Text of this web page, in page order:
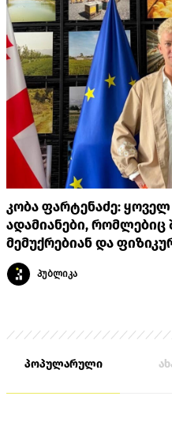
კობა ფარტენაძე:
ადამიანები, რომლებიც
მემუქრებიან და
პუბლიკა
პოპულარული